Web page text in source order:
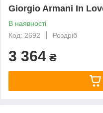
Giorgio Armani In
В наявності
Код: 2692
Роздріб
3 364 ₴